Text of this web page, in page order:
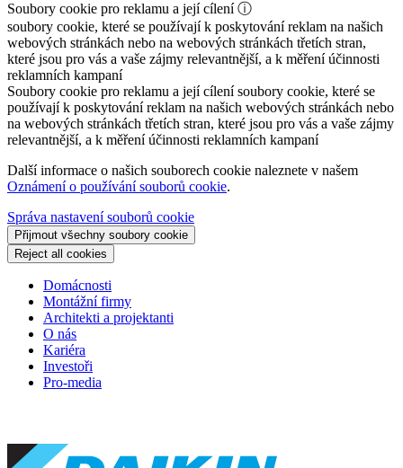
Soubory cookie pro reklamu a její cílení ⓘ
soubory cookie, které se používají k poskytování reklam na našich
webových stránkách nebo na webových stránkách třetích stran,
které jsou pro vás a vaše zájmy relevantnější, a k měření účinnosti
reklamních kampaní
Soubory cookie pro reklamu a její cílenísoubory cookie, které se
používají k poskytování reklam na našich webových stránkách nebo
na webových stránkách třetích stran, které jsou pro vás a vaše zájmy
relevantnější, a k měření účinnosti reklamních kampaní
Další informace o našich souborech cookie naleznete v našem
Oznámení o používání souborů cookie.
Správa nastavení souborů cookie
Přijmout všechny soubory cookie
Reject all cookies
Domácnosti
Montážní firmy
Architekti a projektanti
O nás
Kariéra
Investoři
Pro-media